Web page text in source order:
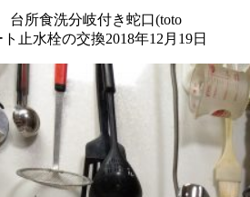
所食洗分岐付き蛇口(toto
止水栓の交換2018年12月19日